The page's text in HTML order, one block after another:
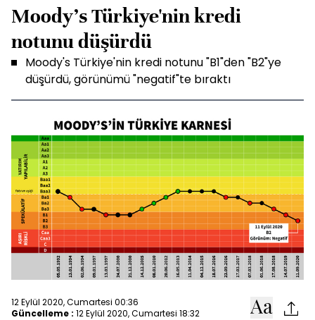
Moody's Türkiye'nin kredi
notunu düşürdü
Moody's Türkiye'nin kredi notunu "B1"den "B2"ye
düşürdü, görünümü "negatif"te bıraktı
12 Eylül 2020, Cumartesi 00:36
Güncelleme : 12 Eylül 2020, Cumartesi 18:32